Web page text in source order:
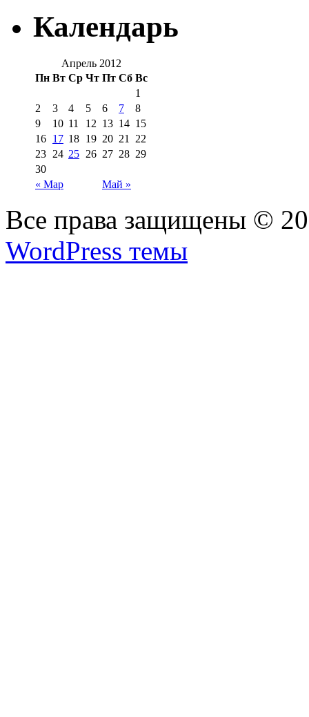
Календарь
Апрель 2012
Пн Вт Ср Чт Пт Сб Вс
« Мар Май »
1
2
3 4 5 6 7
8
9
10 11 12 13 14 15
16 17 18 19 20 21
22
23 24 25 26 27 28 29
30
Все права защищены ©
WordPress темы